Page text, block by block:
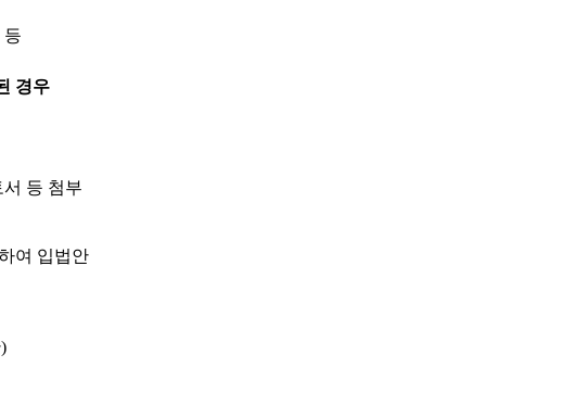
등
경우
등 첨부
여 입법안